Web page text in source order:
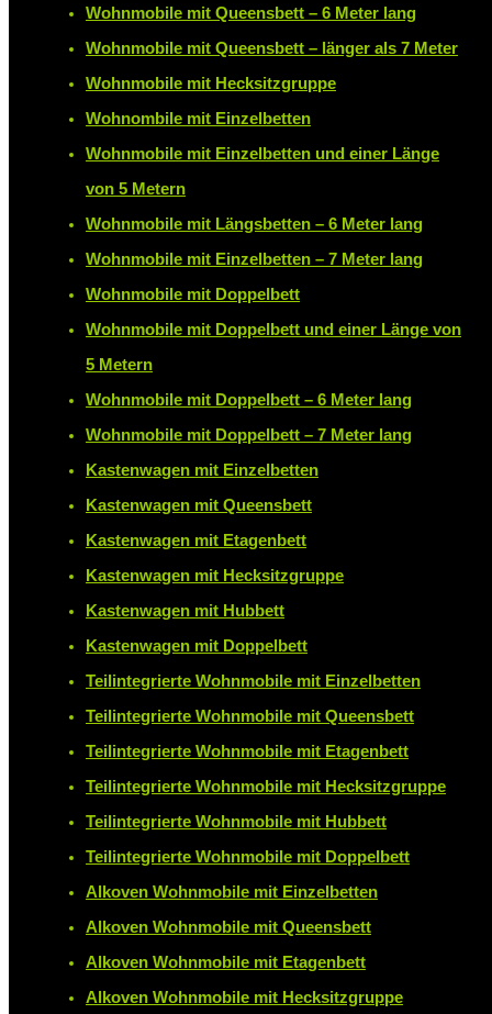
Wohnmobile mit Queensbett – 6 Meter lang
Wohnmobile mit Queensbett – länger als 7 Meter
Wohnmobile mit Hecksitzgruppe
Wohnombile mit Einzelbetten
Wohnmobile mit Einzelbetten und einer Länge
von 5 Metern
Wohnmobile mit Längsbetten – 6 Meter lang
Wohnmobile mit Einzelbetten – 7 Meter lang
Wohnmobile mit Doppelbett
Wohnmobile mit Doppelbett und einer Länge von
5 Metern
Wohnmobile mit Doppelbett – 6 Meter lang
Wohnmobile mit Doppelbett – 7 Meter lang
Kastenwagen mit Einzelbetten
Kastenwagen mit Queensbett
Kastenwagen mit Etagenbett
Kastenwagen mit Hecksitzgruppe
Kastenwagen mit Hubbett
Kastenwagen mit Doppelbett
Teilintegrierte Wohnmobile mit Einzelbetten
Teilintegrierte Wohnmobile mit Queensbett
Teilintegrierte Wohnmobile mit Etagenbett
Teilintegrierte Wohnmobile mit Hecksitzgruppe
Teilintegrierte Wohnmobile mit Hubbett
Teilintegrierte Wohnmobile mit Doppelbett
Alkoven Wohnmobile mit Einzelbetten
Alkoven Wohnmobile mit Queensbett
Alkoven Wohnmobile mit Etagenbett
Alkoven Wohnmobile mit Hecksitzgruppe